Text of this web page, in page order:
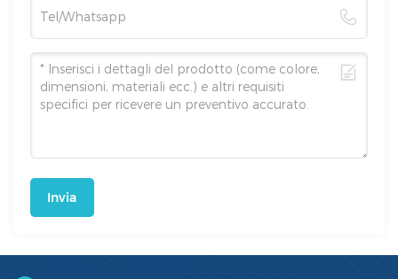
Invia